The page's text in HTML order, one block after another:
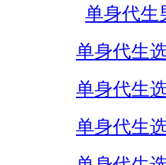
单身代生
单身代生
单身代生
单身代生